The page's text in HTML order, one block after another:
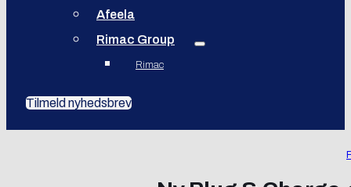
Afeela
Rimac Group
Rimac
Tilmeld nyhedsbrev